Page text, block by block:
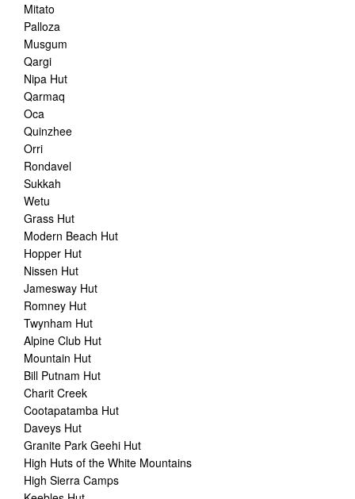
Mitato
Palloza
Musgum
Qargi
Nipa Hut
Qarmaq
Oca
Quinzhee
Orri
Rondavel
Sukkah
Wetu
Grass Hut
Modern Beach Hut
Hopper Hut
Nissen Hut
Jamesway Hut
Romney Hut
Twynham Hut
Alpine Club Hut
Mountain Hut
Bill Putnam Hut
Charit Creek
Cootapatamba Hut
Daveys Hut
Granite Park Geehi Hut
High Huts of the White Mountains
High Sierra Camps